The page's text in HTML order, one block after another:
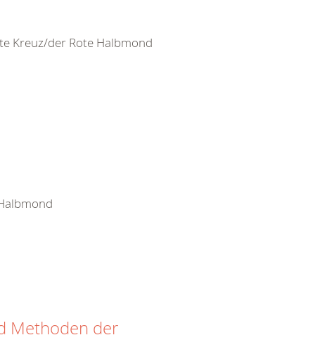
Kreuz/der Rote Halbmond
Methoden der